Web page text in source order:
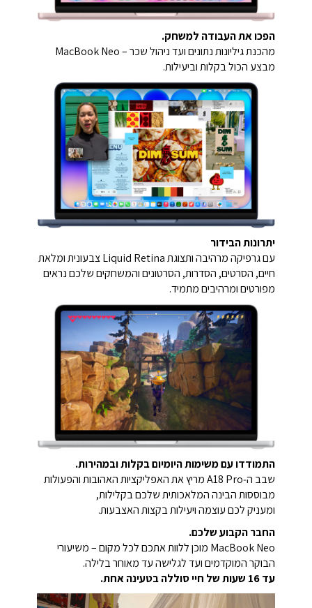
הפכו את העבודה למשחק.
מהכנת גיליונות נתונים ועד ניהול שכר – MacBook Neo
מבצע הכול בקלות וביעילות.
יתרונות הבידור
עם גרפיקה מרהיבה ותצוגת Liquid Retina צבעונית ומלאת
חיים, הסרטים, הסדרות, הסרטונים והמשחקים שלכם נראים
מפורטים ומרהיבים מתמיד.
התמודדו עם משימות היומיום בקלות ובמהירות.
שבב ה‑A18 Pro מריץ את האפליקציות האהובות והפעולות
מבוססות הבינה המלאכותית שלכם בקלילות,
ומעניק לכם עוצמה ויעילות בקצות האצבעות.
החבר הקבוע שלכם.
MacBook Neo מוכן ללוות אתכם לכל מקום – משיעורי
הבוקר המוקדמים ועד לגלישה עד מאוחר בלילה.
עד 16 שעות של חיי סוללה בטעינה אחת.